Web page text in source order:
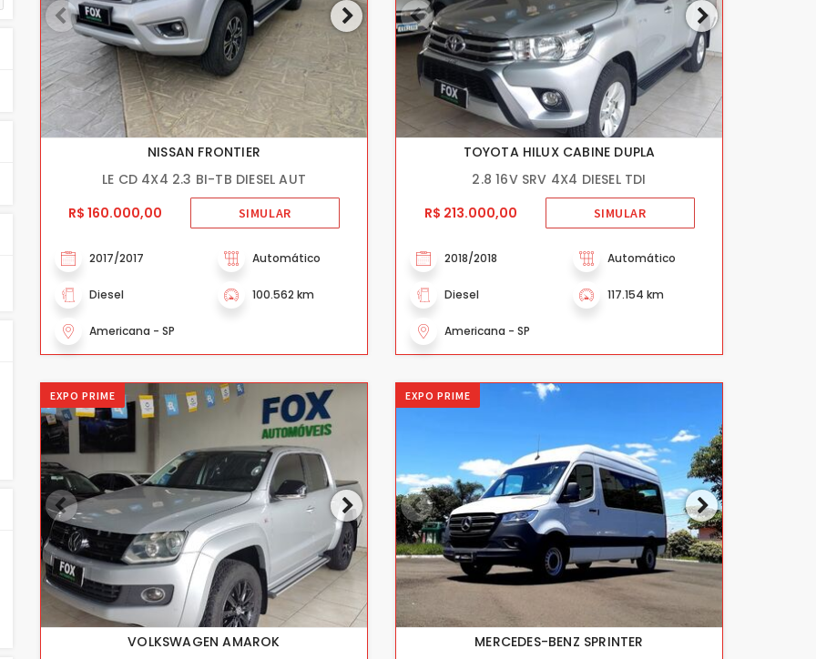
NISSAN FRONTIER
LE CD 4X4 2.3 BI-TB DIESEL AUT
R$ 160.000,00
SIMULAR
2017/2017 Automático
Diesel 100.562 km
Americana - SP
TOYOTA HILUX CABINE DUPLA
2.8 16V SRV 4X4 DIESEL TDI
R$ 213.000,00
SIMULAR
2018/2018 Automático
Diesel 117.154 km
Americana - SP
EXPO PRIME
VOLKSWAGEN AMAROK
EXPO PRIME
MERCEDES-BENZ SPRINTER